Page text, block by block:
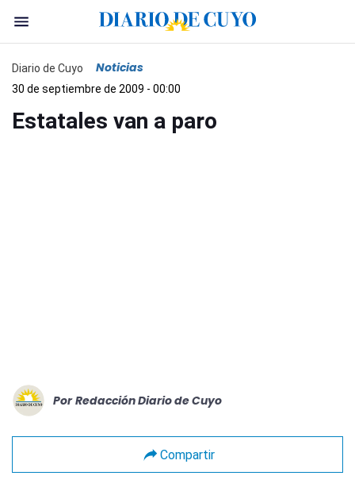
Diario de Cuyo Noticias
30 de septiembre de 2009 - 00:00
Estatales van a paro
Por Redacción Diario de Cuyo
Compartir